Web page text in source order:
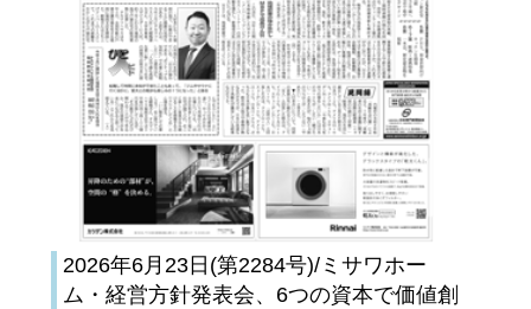
2026年6月23日(第2284号)/ミサワホー
ム・経営方針発表会、6つの資本で価値創